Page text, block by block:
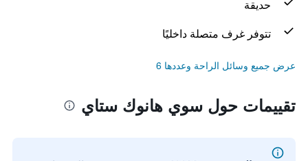
حديقة
تتوفر غرف متصلة داخليًا
عرض جميع وسائل الراحة وعددها 6
تقييمات حول سوي هانوك ستاي